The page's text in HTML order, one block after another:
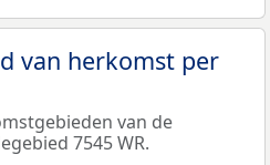
van herkomst per
van de
7545 WR.